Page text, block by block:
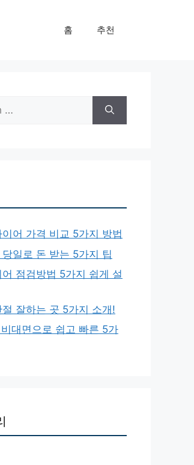
홈 추천
어 가격 비교 5가지 방법
일로 돈 받는 5가지 팁
점검방법 5가지 쉽게 설
잘하는 곳 5가지 소개!
대면으로 쉽고 빠른 5가